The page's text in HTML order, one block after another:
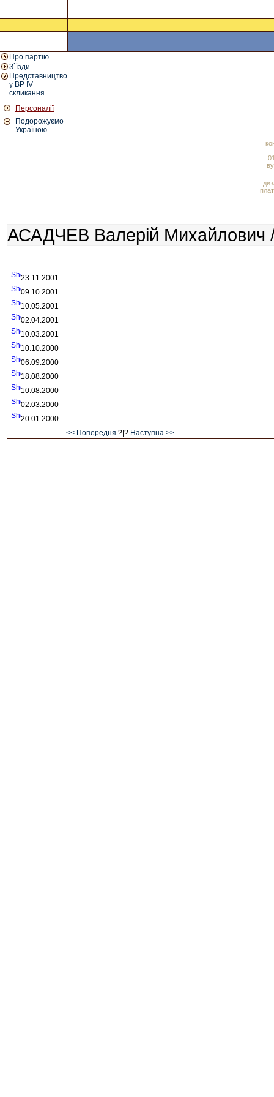
Про партію
З`їзди
Представництво
у ВР IV
скликання
Персоналії
Подорожуємо
Україною
АСАДЧЕВ Валерій Михайлович
23.11.2001
09.10.2001
10.05.2001
02.04.2001
10.03.2001
10.10.2000
06.09.2000
18.08.2000
10.08.2000
02.03.2000
20.01.2000
<< Попередня ?|? Наступна >>